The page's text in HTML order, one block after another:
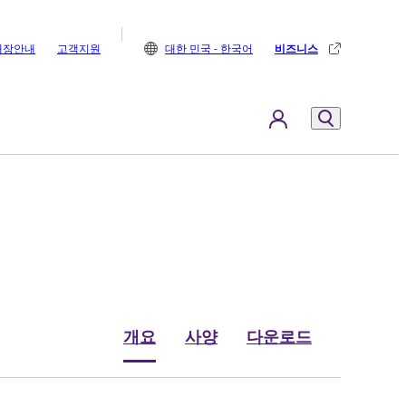
장안내 고객지원 대한 민국 - 한국어 비즈니스
개요 사양 다운로드